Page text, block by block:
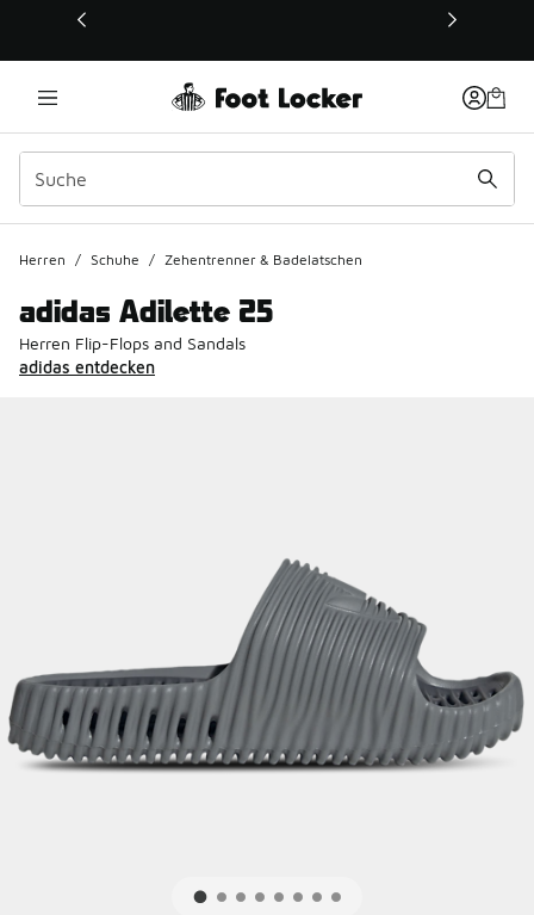
Dieser Link öffnet sich in einem neuen Fenster
Herren / Schuhe / Zehentrenner & Badelatschen
adidas Adilette 25
Herren Flip-Flops and Sandals
adidas entdecken